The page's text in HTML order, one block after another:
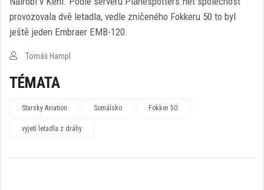
provozovala dvě letadla, vedle zničeného Fokkeru 50 to byl
ještě jeden Embraer EMB-120.
Tomáš Hampl
TÉMATA
Starsky Aviation Somálsko Fokker 50
vyjetí letadla z dráhy